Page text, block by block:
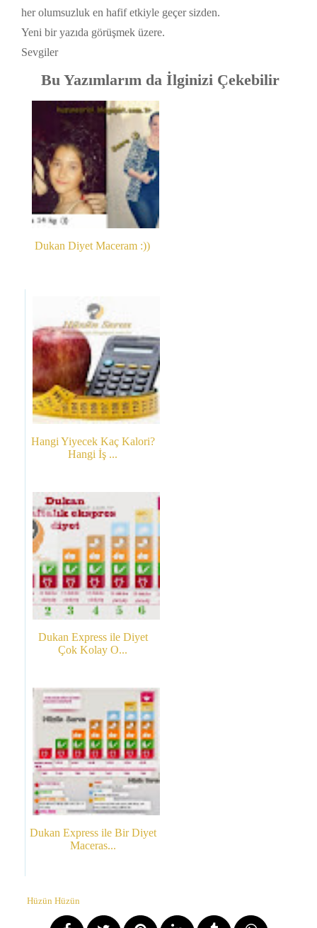
her olumsuzluk en hafif etkiyle geçer sizden.
Yeni bir yazıda görüşmek üzere.
Sevgiler
Bu Yazımlarım da İlginizi Çekebilir
Dukan Diyet Maceram :))
Hangi Yiyecek Kaç Kalori?
Hangi İş ...
Dukan Express ile Diyet
Çok Kolay O...
Dukan Express ile Bir Diyet
Maceras...
Hüzün Hüzün